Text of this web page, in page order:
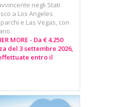
negli Stati
a Los Angeles
e Las Vegas, con
MORE - Da € 4.250
del 3 settembre 2026,
entro il